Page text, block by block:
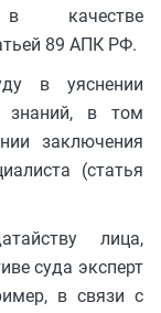
в качестве
89 АПК РФ.
в уяснении
знаний, в том
заключения
(статья
лица,
суда эксперт
в связи с